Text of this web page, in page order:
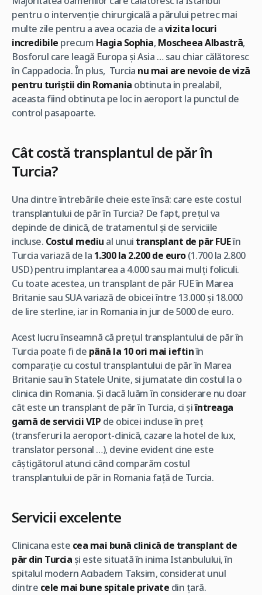
pentru o intervenție chirurgicală a părului petrec mai
multe zile pentru a avea ocazia de avizita locuri
incredibile precum Hagia Sophia, Moscheea Albastră,
Bosforul care leagă Europa și Asia … sau chiar călătoresc
în Cappadocia. În plus, Turcia nu mai are nevoie de viză
pentru turiștii din Romania obtinuta in prealabil,
aceasta fiind obtinuta pe loc in aeroport la punctul de
control pasapoarte.
Cât costă transplantul de păr în
Turcia?
Una dintre întrebările cheie este însă: care este costul
transplantului de păr în Turcia? De fapt, prețul va
depinde de clinică, de tratamentul și de serviciile
incluse. Costul mediu al unui transplant de păr FUEîn
Turcia variază de la 1.300 la 2.200 de euro(1.700 la 2.800
USD) pentru implantarea a 4.000 sau mai mulți foliculi.
Cu toate acestea, un transplant de păr FUE în Marea
Britanie sau SUA variază de obicei între 13.000 și 18.000
de lire sterline, iar in Romania in jur de 5000 de euro.
Acest lucru înseamnă că prețul transplantului de păr în
Turcia poate fi de până la 10 ori mai ieftinîn
comparație cu costul transplantului de păr în Marea
Britanie sau în Statele Unite, si jumatate din costul la o
clinica din Romania. Și dacă luăm în considerare nu doar
cât este un transplant de păr în Turcia, ci șiîntreaga
gamă de servicii VIP de obicei incluse în preț
(transferuri la aeroport-clinică, cazare la hotel de lux,
translator personal …), devine evident cine este
câștigătorul atunci când comparăm costul
transplantului de păr in Romania față de Turcia.
Servicii excelente
Clinicana este cea mai bună clinică de transplant de
păr din Turcia și este situată în inima Istanbulului, în
spitalul modern Acıbadem Taksim, considerat unul
dintre cele mai bune spitale private din țară.